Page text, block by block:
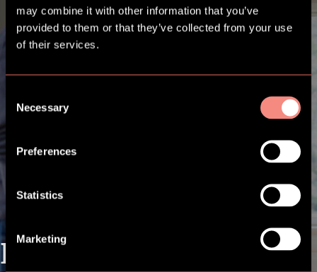
may combine it with other information that you’ve
provided to them or that they’ve collected from your use
of their services.
Selection
Necessary
Preferences
Statistics
Marketing
Kontakt os